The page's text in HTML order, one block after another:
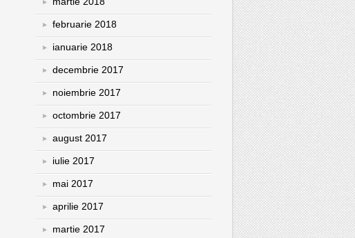
februarie 2018
ianuarie 2018
decembrie 2017
noiembrie 2017
octombrie 2017
august 2017
iulie 2017
mai 2017
aprilie 2017
martie 2017